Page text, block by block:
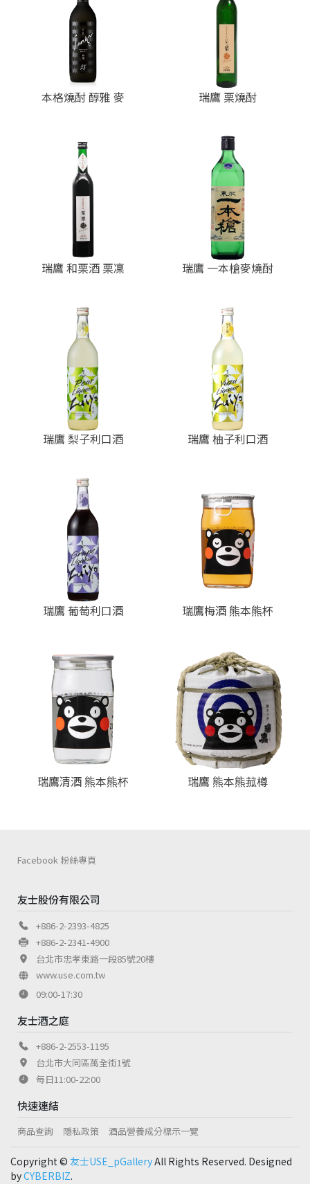
本格燒酎 醇雅 麥 瑞鷹 栗燒酎
瑞鷹 和栗酒 栗凜 瑞鷹 一本槍麥燒酎
瑞鷹 梨子利口酒 瑞鷹 柚子利口酒
瑞鷹 葡萄利口酒 瑞鷹梅酒 熊本熊杯
瑞鷹清酒 熊本熊杯 瑞鷹 熊本熊菰樽
友士股份有限公司
+886-2-2393-4825
+886-2-2341-4900
台北市忠孝東路一段85號20樓
www.use.com.tw
09:00-17:30
友士酒之庭
+886-2-2553-1195
台北市大同區萬全街1號
每日11:00-22:00
快速連結
商品查詢 隱私政策 酒品營養成分標示一覽
Facebook 粉絲專頁
Copyright © 友士USE_pGalleryAll Rights Reserved. Designed
byCYBERBIZ.